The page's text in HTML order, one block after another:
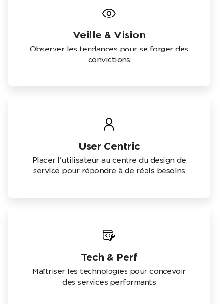
Veille & Vision
Observer les tendances pour se forger des
convictions
User Centric
Placer l'utilisateur au centre du design de
service pour répondre à de réels besoins
Tech & Perf
Maîtriser les technologies pour concevoir
des services performants